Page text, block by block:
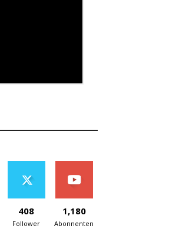
408
Follower
1,180
Abonnenten